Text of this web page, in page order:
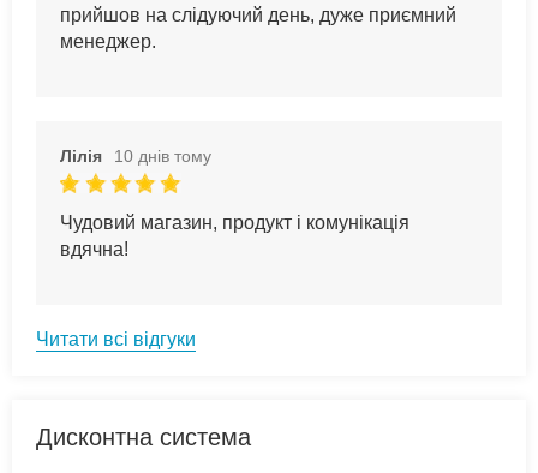
прийшов на слідуючий день, дуже приємний
менеджер.
Лілія 10 днів тому
Чудовий магазин, продукт і комунікація
вдячна!
Читати всі відгуки
Дисконтна система